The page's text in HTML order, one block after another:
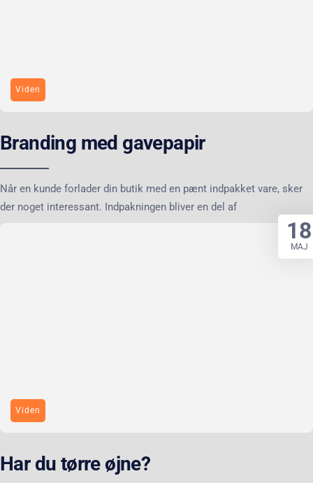
Viden
Branding med gavepapir
Når en kunde forlader din butik med en pænt indpakket vare, sker
der noget interessant. Indpakningen bliver en del af
Viden
Har du tørre øjne?
18
MAJ